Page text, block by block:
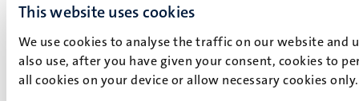
This website uses cookies
We use cookies to analyse the traffic on our website and
also use, after you have given your consent, cookies to
all cookies on your device or allow necessary cookies